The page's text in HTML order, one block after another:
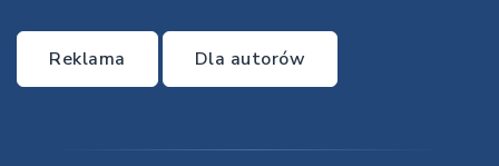
Reklama Dla autorów